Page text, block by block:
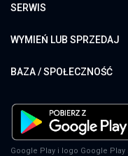
SERWIS
WYMIEŃ LUB SPRZEDAJ
BAZA / SPOŁECZNOŚĆ
Google Play i logo Google Play